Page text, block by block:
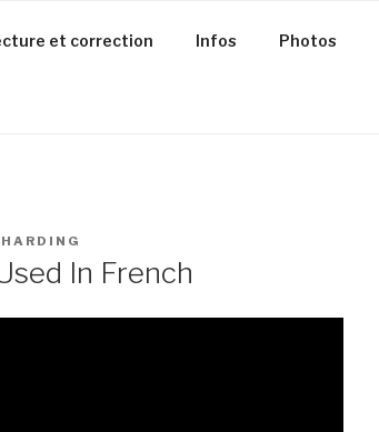
et correction Infos Photos
In French